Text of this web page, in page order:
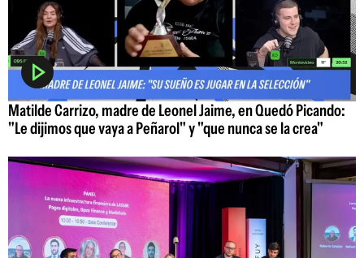
Matilde Carrizo, madre de Leonel Jaime, en Quedó Picando:
"Le dijimos que vaya a Peñarol" y "que nunca se la crea"